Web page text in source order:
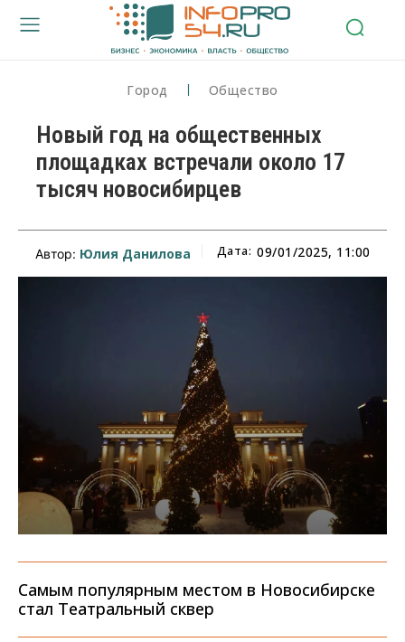
Город Общество
Новый год на общественных
площадках встречали около 17
тысяч новосибирцев
Автор: Юлия Данилова Дата: 09/01/2025, 11:00
Самым популярным местом в Новосибирске
стал Театральный сквер